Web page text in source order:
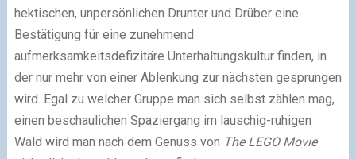
hektischen, unpersönlichen Drunter und Drüber eine
Bestätigung für eine zunehmend
aufmerksamkeitsdefizitäre Unterhaltungskultur finden, in
der nur mehr von einer Ablenkung zur nächsten gesprungen
wird. Egal zu welcher Gruppe man sich selbst zählen mag,
einen beschaulichen Spaziergang im lauschig-ruhigen
Wald wird man nach dem Genuss von The LEGO Movie